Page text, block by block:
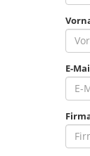
E-